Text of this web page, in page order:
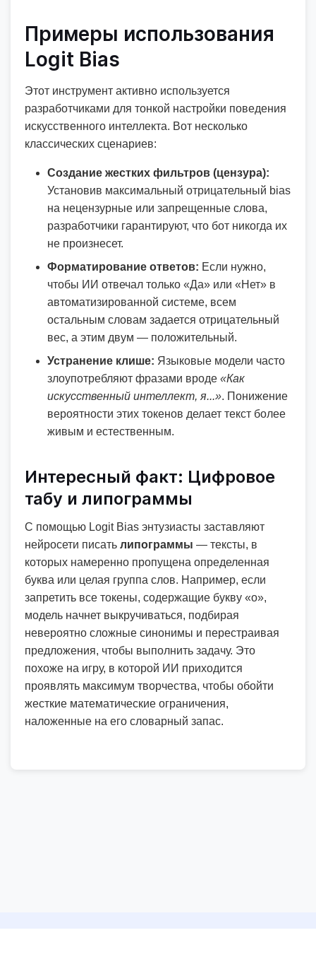
Примеры использования
Logit Bias
Этот инструмент активно используется
разработчиками для тонкой настройки поведения
искусственного интеллекта. Вот несколько
классических сценариев:
Создание жестких фильтров (цензура):
Установив максимальный отрицательный bias
на нецензурные или запрещенные слова,
разработчики гарантируют, что бот никогда их
не произнесет.
Форматирование ответов: Если нужно,
чтобы ИИ отвечал только «Да» или «Нет» в
автоматизированной системе, всем
остальным словам задается отрицательный
вес, а этим двум — положительный.
Устранение клише: Языковые модели часто
злоупотребляют фразами вроде «Как
искусственный интеллект, я...». Понижение
вероятности этих токенов делает текст более
живым и естественным.
Интересный факт: Цифровое
табу и липограммы
С помощью Logit Bias энтузиасты заставляют
нейросети писать липограммы — тексты, в
которых намеренно пропущена определенная
буква или целая группа слов. Например, если
запретить все токены, содержащие букву «о»,
модель начнет выкручиваться, подбирая
невероятно сложные синонимы и перестраивая
предложения, чтобы выполнить задачу. Это
похоже на игру, в которой ИИ приходится
проявлять максимум творчества, чтобы обойти
жесткие математические ограничения,
наложенные на его словарный запас.